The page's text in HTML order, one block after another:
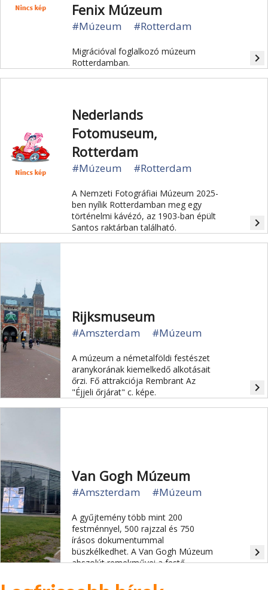
Fenix Múzeum
#Múzeum #Rotterdam
Migrációval foglalkozó múzeum
Rotterdamban.
navigate_next
Nederlands
Fotomuseum,
Rotterdam
#Múzeum #Rotterdam
A Nemzeti Fotográfiai Múzeum 2025-
ben nyílik Rotterdamban meg egy
történelmi kávézó, az 1903-ban épült
Santos raktárban található.
navigate_next
Rijksmuseum
#Amszterdam #Múzeum
A múzeum a németalföldi festészet
aranykorának kiemelkedő alkotásait
őrzi. Fő attrakciója Rembrant Az
"Éjjeli őrjárat" c. képe.
navigate_next
Van Gogh Múzeum
#Amszterdam #Múzeum
A gyűjtemény több mint 200
festménnyel, 500 rajzzal és 750
írásos dokumentummal
büszkélkedhet. A Van Gogh Múzeum
abszolút remekművei a festő
Krumplievők és a Hálószoba.
navigate_next